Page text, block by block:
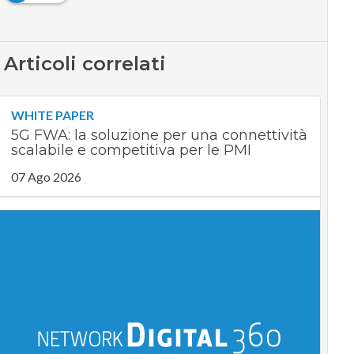
Articoli correlati
WHITE PAPER
5G FWA: la soluzione per una connettività
scalabile e competitiva per le PMI
07 Ago 2026